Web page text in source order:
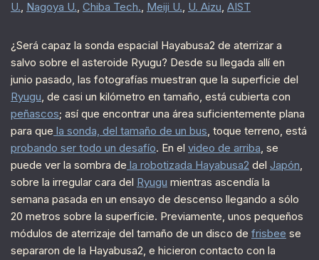
U., Nagoya U., Chiba Tech., Meiji U., U. Aizu, AIST
¿Será capaz la sonda espacial Hayabusa2 de aterrizar a
salvo sobre el asteroide Ryugu? Desde su llegada allí en
junio pasado, las fotografías muestran que la superficie del
Ryugu, de casi un kilómetro en tamaño, está cubierta con
peñascos; así que encontrar una área suficientemente plana
para que la sonda, del tamaño de un bus, toque terreno, está
probando ser todo un desafío. En el video de arriba, se
puede ver la sombra de la robotizada Hayabusa2 del Japón,
sobre la irregular cara del Ryugu mientras ascendía la
semana pasada en un ensayo de descenso llegando a sólo
20 metros sobre la superficie. Previamente, unos pequeños
módulos de aterrizaje del tamaño de un disco de frisbee se
separaron de la Hayabusa2, e hicieron contacto con la